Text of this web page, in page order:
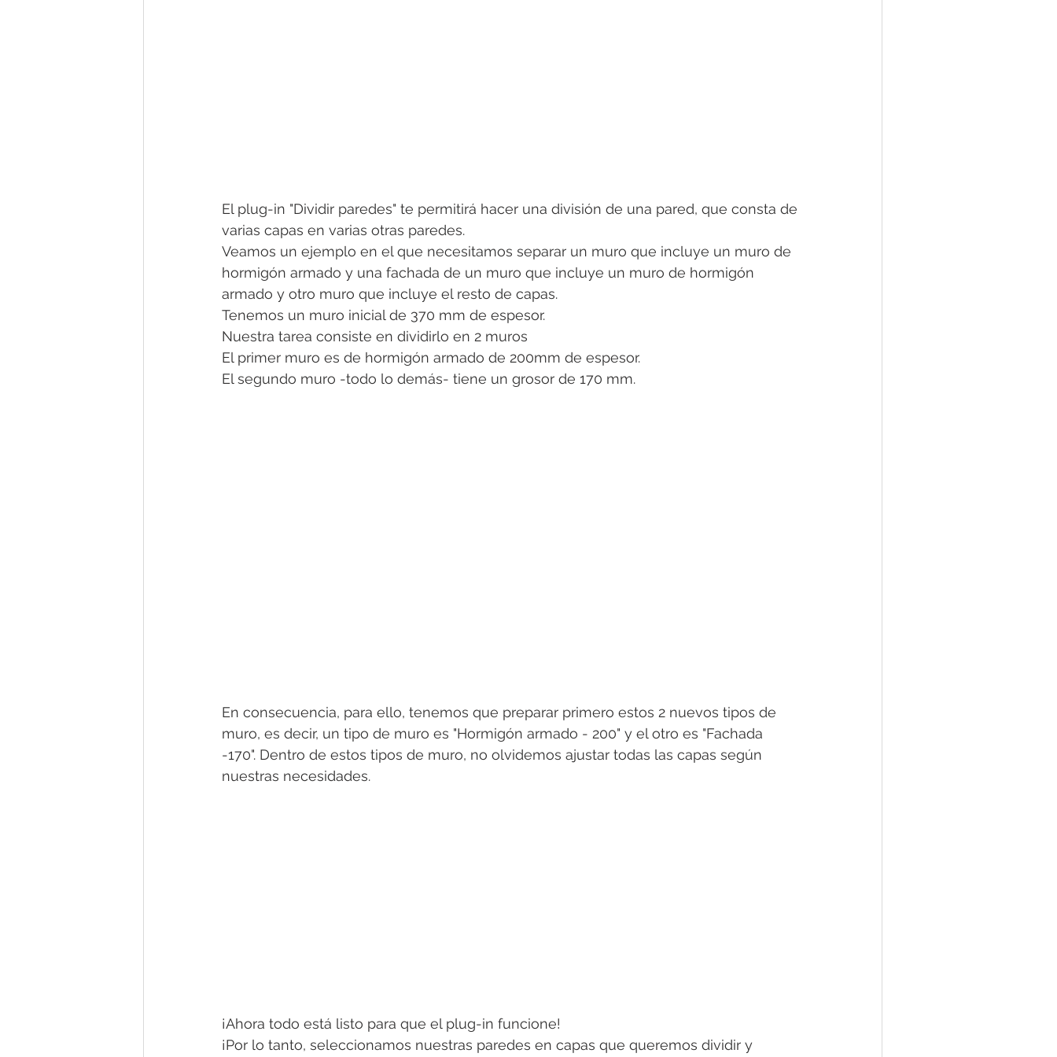
El plug-in "Dividir paredes" te permitirá hacer una división de una pared, que consta de
varias capas en varias otras paredes.
Veamos un ejemplo en el que necesitamos separar un muro que incluye un muro de
hormigón armado y una fachada de un muro que incluye un muro de hormigón
armado y otro muro que incluye el resto de capas.
Tenemos un muro inicial de 370 mm de espesor.
Nuestra tarea consiste en dividirlo en 2 muros
El primer muro es de hormigón armado de 200mm de espesor.
El segundo muro -todo lo demás- tiene un grosor de 170 mm.
En consecuencia, para ello, tenemos que preparar primero estos 2 nuevos tipos de
muro, es decir, un tipo de muro es "Hormigón armado - 200" y el otro es "Fachada
-170". Dentro de estos tipos de muro, no olvidemos ajustar todas las capas según
nuestras necesidades.
¡Ahora todo está listo para que el plug-in funcione!
¡Por lo tanto, seleccionamos nuestras paredes en capas que queremos dividir y